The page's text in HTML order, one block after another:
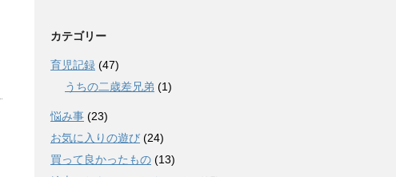
カテゴリー
育児記録 (47)
うちの二歳差兄弟 (1)
悩み事 (23)
お気に入りの遊び (24)
買って良かったもの (13)